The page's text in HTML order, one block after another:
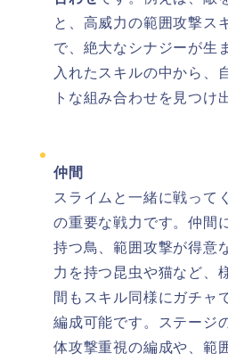
と、高威力の範囲攻撃ス
で、絶大なシナジーが生
入れたスキルの中から、
トな組み合わせを見つけ
仲間
スライムと一緒に戦って
の重要な戦力です。仲間
持つ鳥、範囲攻撃が得意
力を持つ昆虫や猫など、
間もスキル同様にガチャ
編成可能です。ステージ
体攻撃重視の編成や、範